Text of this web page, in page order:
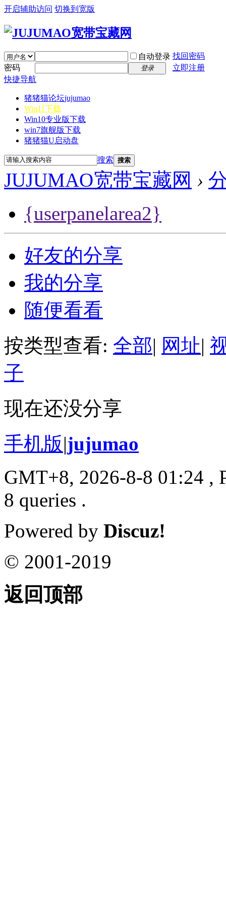
开启辅助访问 切换到宽版
自动登录 找回密码
密码
登录
立即注册
快捷导航
猪猪猫论坛jujumao
Win11下载
Win10专业版下载
win7旗舰版下载
猪猪猫U启动盘
搜索 搜索
JUJUMAO宽带宝藏网 ›
{userpanelarea2}
好友的分享
我的分享
随便看看
按类型查看: 全部| 网址|
子
现在还没分享
手机版|jujumao
GMT+8, 2026-8-8 01:24 ,
8 queries .
Powered by Discuz!
© 2001-2019
返回顶部